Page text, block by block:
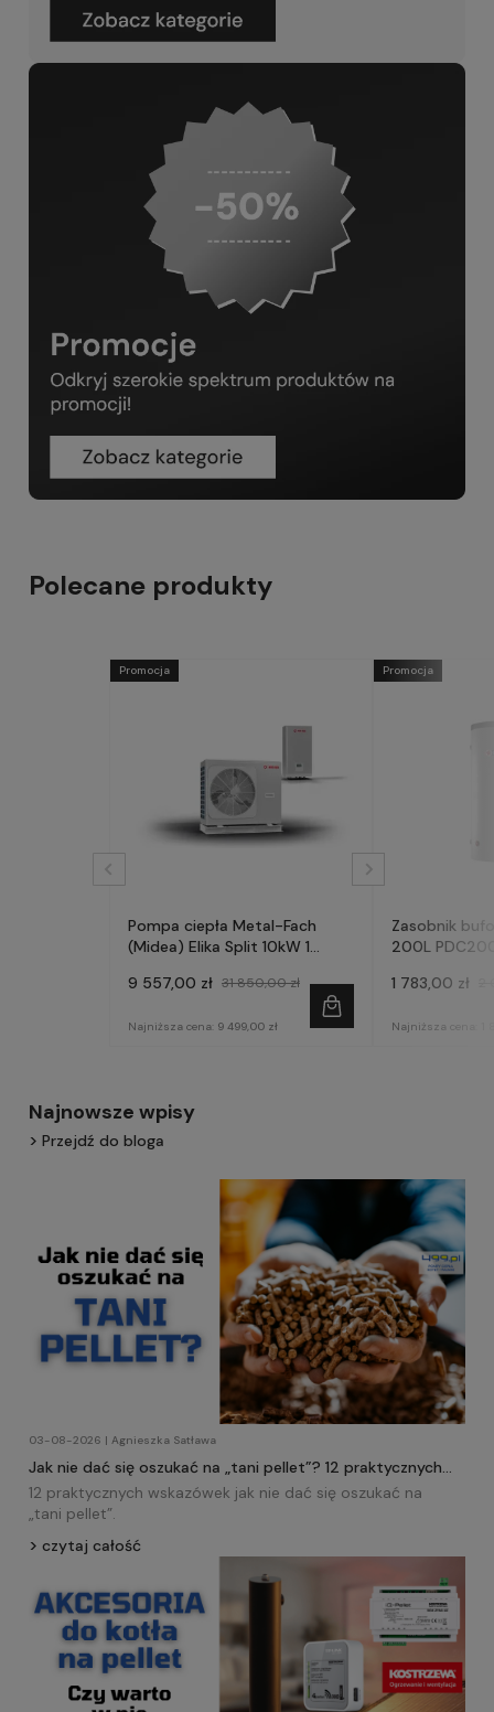
Polecane produkty
Pompa ciepła Metal-Fach
(Midea) Elika Split 10kW 1
9 557,00 zł 31 850,00 zł
Najniższa cena: 9 499,00 zł
Promocja
Zasobnik
200L
1 783,00 zł
Najniższa cena:
Promocja
Najnowsze wpisy
Przejdź do bloga
03-08-2026 | Agnieszka Satława
Jak nie dać się oszukać na „tani pellet”? 12 praktycznych
wskazówek!
12 praktycznych wskazówek jak nie dać się oszukać na
„tani pellet”.
czytaj całość